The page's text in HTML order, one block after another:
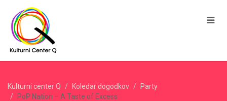
Kulturni center Q Koledar dogodkov
Party
PoP Nation – A Taste of Excess